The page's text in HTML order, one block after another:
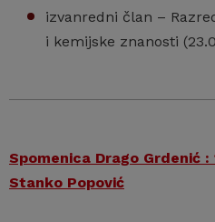
izvanredni član –
i kemijske znanosti
Spomenica Drago Grdenić :
Stanko Popović